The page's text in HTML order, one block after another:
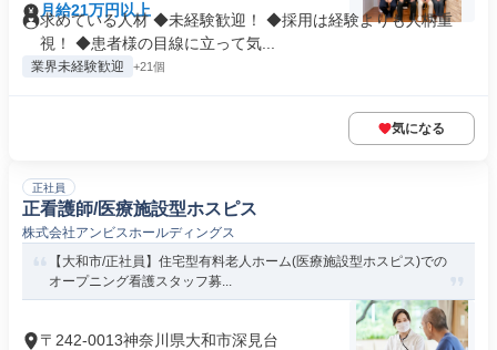
月給21万円以上
求めている人材 ◆未経験歓迎！ ◆採用は経験よりも人柄重
視！ ◆患者様の目線に立って気...
業界未経験歓迎 +21個
気になる
正社員
正看護師/医療施設型ホスピス
株式会社アンビスホールディングス
【大和市/正社員】住宅型有料老人ホーム(医療施設型ホスピス)での
オープニング看護スタッフ募...
〒242-0013神奈川県大和市深見台